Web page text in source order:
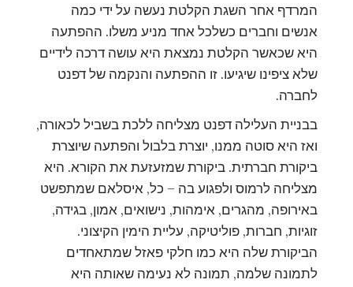
המרדף אחר השגת הקלטת נעשה על ידי כמה
אנשים וחברים כשלכל אחד מניע משלו. ההפתעה
היא שכאשר הקלטת נמצאת היא עושה דרכה לידיים
שלא ציפינו שיגיעו. זו ההפתעה והנקמה של דפנט
לחברה.
בבניית העלילה דפנט מצליחה ללכת בשביל לכאורה,
ואז היא סוטה ממנו, יוצרת בלבול והפתעה שיוצרת
ביקורת חברתית. ביקורת שמזעזעת את הקורא. היא
מצליחה לרמוס ולפגוע בה – כל, איסלאם שמתפשט
באירופה, מהגרים, אימהות, נישואים, אמון, בגידה,
זוגיות, חברות, פוליטיקה, עליית הימין הקיצוני.
הביקורת שלה היא כמו חלקי פאזל שמתאחדים
לתמונה שלמה, תמונה לא נעימה שאותה היא